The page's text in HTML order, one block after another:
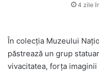
4 zile
În colecția Muzeului
păstrează un grup
vivacitatea, forța